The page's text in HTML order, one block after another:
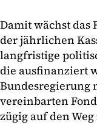
Damit wächst das
der jährlichen
langfristige
die ausfinanziert
Bundesregierung
vereinbarten
zügig auf den